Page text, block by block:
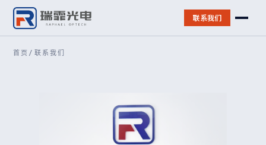
联系我们
首页 / 联系我们